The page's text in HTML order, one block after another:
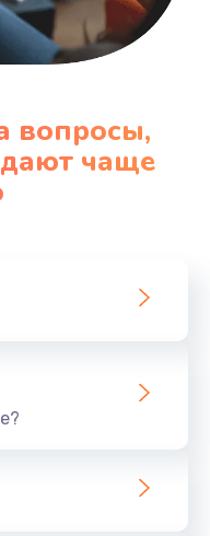
вопросы,
чаще